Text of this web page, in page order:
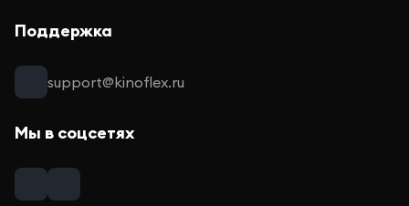
Поддержка
support@kinoflex.ru
Мы в соцсетях